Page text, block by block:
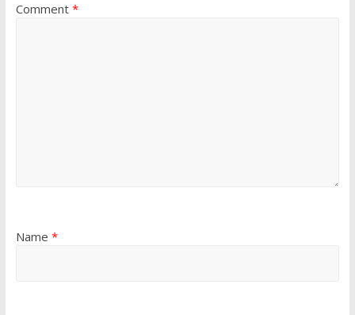
Comment *
Name *